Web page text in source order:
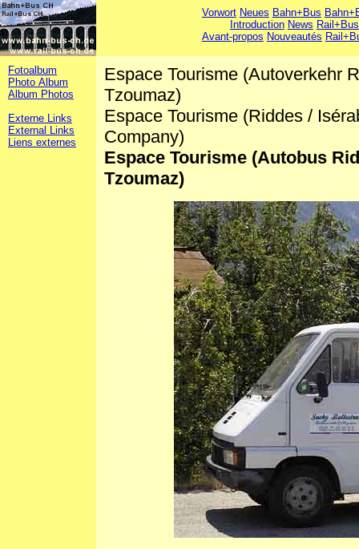
Vorwort Neues Bahn+Bus
Introduction News Rail+Bus
Avant-propos Nouveautés
Fotoalbum
Photo Album
Album Photos
Externe Links
External Links
Liens externes
Espace Tourisme (Autoverkehr
Tzoumaz)
Espace Tourisme (Riddes /
Company)
Espace Tourisme (Autobus
Tzoumaz)